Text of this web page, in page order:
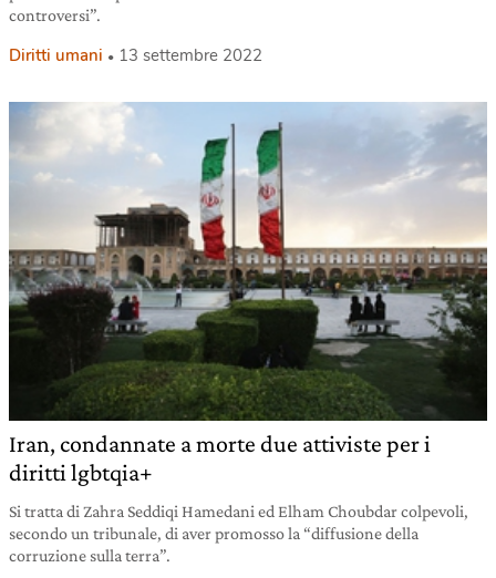
controversi”.
Diritti umani 13 settembre 2022
Iran, condannate a morte due attiviste per i
diritti lgbtqia+
Si tratta di Zahra Seddiqi Hamedani ed Elham Choubdar colpevoli,
secondo un tribunale, di aver promosso la “diffusione della
corruzione sulla terra”.